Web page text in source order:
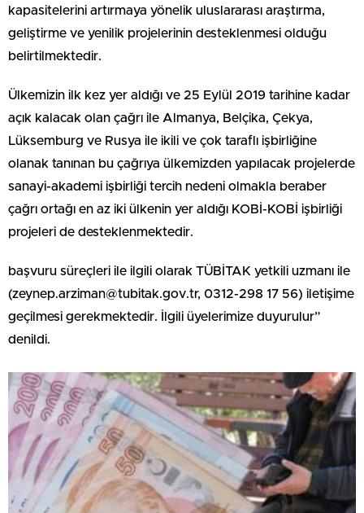
kapasitelerini artırmaya yönelik uluslararası araştırma,
geliştirme ve yenilik projelerinin desteklenmesi olduğu
belirtilmektedir.
Ülkemizin ilk kez yer aldığı ve 25 Eylül 2019 tarihine kadar
açık kalacak olan çağrı ile Almanya, Belçika, Çekya,
Lüksemburg ve Rusya ile ikili ve çok taraflı işbirliğine
olanak tanınan bu çağrıya ülkemizden yapılacak projelerde
sanayi-akademi işbirliği tercih nedeni olmakla beraber
çağrı ortağı en az iki ülkenin yer aldığı KOBİ-KOBİ işbirliği
projeleri de desteklenmektedir.
başvuru süreçleri ile ilgili olarak TÜBİTAK yetkili uzmanı ile
(zeynep.arziman@tubitak.gov.tr, 0312-298 17 56) iletişime
geçilmesi gerekmektedir. İlgili üyelerimize duyurulur”
denildi.